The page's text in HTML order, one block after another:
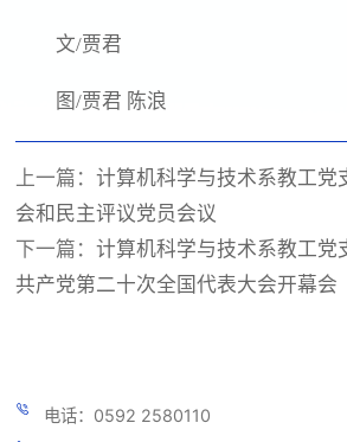
文/贾君
图/贾君 陈浪
上一篇：计算机科学与技术系教工党
会和民主评议党员会议
下一篇：计算机科学与技术系教工党
共产党第二十次全国代表大会开幕会
电话：0592 2580110